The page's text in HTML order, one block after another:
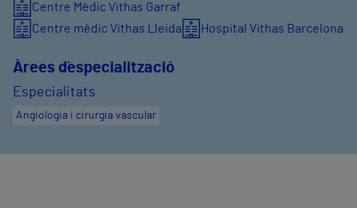
Centre Mèdic Vithas Garraf
Centre mèdic Vithas Lleida
Hospital Vithas Barcelona
Àrees d´especialització
Especialitats
Angiologia i cirurgia vascular